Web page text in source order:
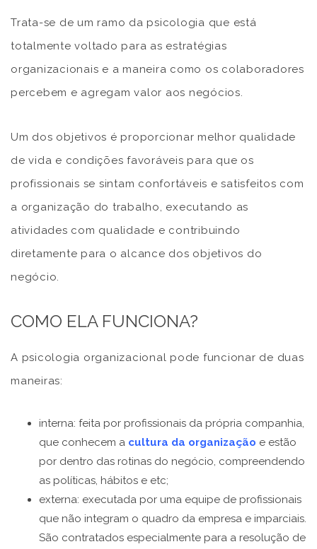
Trata-se de um ramo da psicologia que está
totalmente voltado para as estratégias
organizacionais e a maneira como os colaboradores
percebem e agregam valor aos negócios.
Um dos objetivos é proporcionar melhor qualidade
de vida e condições favoráveis para que os
profissionais se sintam confortáveis e satisfeitos com
a organização do trabalho, executando as
atividades com qualidade e contribuindo
diretamente para o alcance dos objetivos do
negócio.
COMO ELA FUNCIONA?
A psicologia organizacional pode funcionar de duas
maneiras:
interna: feita por profissionais da própria companhia,
que conhecem a cultura da organização e estão
por dentro das rotinas do negócio, compreendendo
as políticas, hábitos e etc;
externa: executada por uma equipe de profissionais
que não integram o quadro da empresa e imparciais.
São contratados especialmente para a resolução de